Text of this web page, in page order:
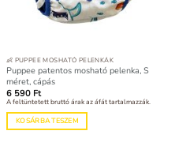
👶 PUPPEE MOSHATÓ PELENKÁK
Puppee patentos mosható pelenka, S
méret, cápás
6 590 Ft
A feltüntetett bruttó árak az áfát tartalmazzák.
KOSÁRBA TESZEM